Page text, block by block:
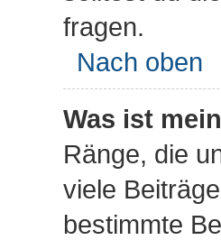
fragen.
Nach oben
Was ist
Ränge, die
viele
bestimmte